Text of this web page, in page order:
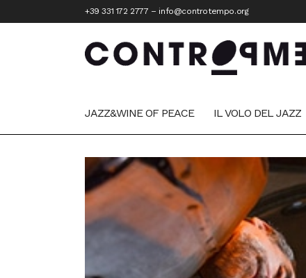
+39 331 172 2777 – info@controtempo.org
JAZZ&WINE OF PEACE IL VOLO DEL JAZZ